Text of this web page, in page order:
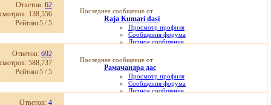
Просмотр статей
25.01.2011,07:11
Ответов:62
138,556
Рейтинг5 / 5
Последнее сообщение от
Raja Kumari dasi
Просмотр профиля
Сообщения форума
Личное сообщение
Просмотр статей
20.07.2026,21:46
Ответов:692
588,737
Рейтинг5 / 5
Последнее сообщение от
Рамачандра дас
Просмотр профиля
Сообщения форума
Личное сообщение
Ответов:4